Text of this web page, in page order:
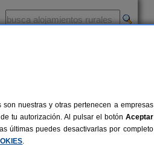
nuestras y otras pertenecen a empresas
tu autorización. Al pulsar el botón Aceptar
últimas puedes desactivarlas por completo
.